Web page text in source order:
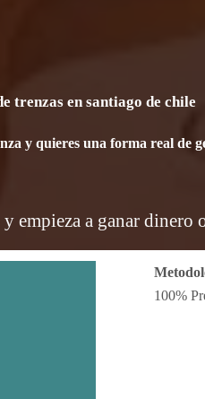
trenzas en santiago de chile
y quieres una forma real de
empieza a ganar
100%